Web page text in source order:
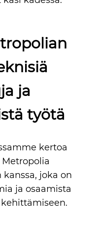
ja
työtä
kertoa
joka on
ja osaamista